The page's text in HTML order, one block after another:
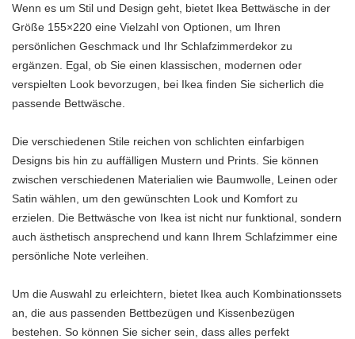
Wenn es um Stil und Design geht, bietet Ikea Bettwäsche in der
Größe 155×220 eine Vielzahl von Optionen, um Ihren
persönlichen Geschmack und Ihr Schlafzimmerdekor zu
ergänzen. Egal, ob Sie einen klassischen, modernen oder
verspielten Look bevorzugen, bei Ikea finden Sie sicherlich die
passende Bettwäsche.
Die verschiedenen Stile reichen von schlichten einfarbigen
Designs bis hin zu auffälligen Mustern und Prints. Sie können
zwischen verschiedenen Materialien wie Baumwolle, Leinen oder
Satin wählen, um den gewünschten Look und Komfort zu
erzielen. Die Bettwäsche von Ikea ist nicht nur funktional, sondern
auch ästhetisch ansprechend und kann Ihrem Schlafzimmer eine
persönliche Note verleihen.
Um die Auswahl zu erleichtern, bietet Ikea auch Kombinationssets
an, die aus passenden Bettbezügen und Kissenbezügen
bestehen. So können Sie sicher sein, dass alles perfekt